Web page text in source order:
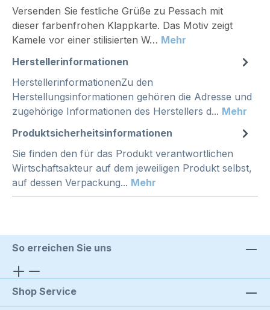
Versenden Sie festliche Grüße zu Pessach mit
dieser farbenfrohen Klappkarte. Das Motiv zeigt
Kamele vor einer stilisierten W… Mehr
Herstellerinformationen
HerstellerinformationenZu den
Herstellungsinformationen gehören die Adresse und
zugehörige Informationen des Herstellers d... Mehr
Produktsicherheitsinformationen
Sie finden den für das Produkt verantwortlichen
Wirtschaftsakteur auf dem jeweiligen Produkt selbst,
auf dessen Verpackung... Mehr
So erreichen Sie uns
Shop Service